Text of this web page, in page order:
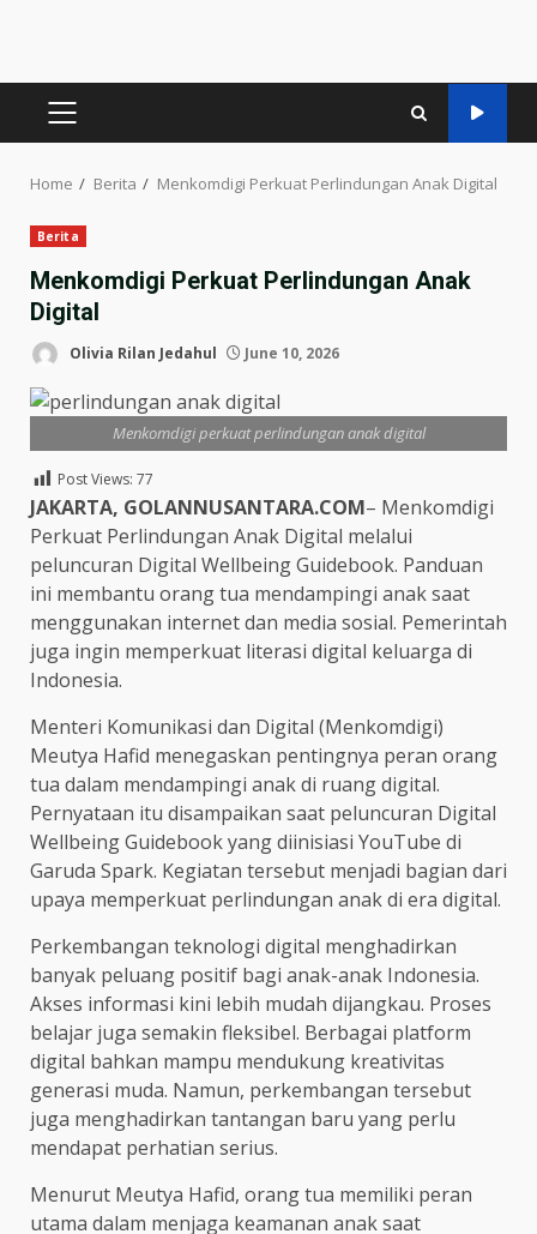
PRIMARY
Home Berita Menkomdigi Perkuat Perlindungan Anak Digital
Berita
Menkomdigi Perkuat Perlindungan Anak
Digital
Olivia Rilan Jedahul June 10, 2026
Menkomdigi perkuat perlindungan anak digital
Post Views: 77
JAKARTA, GOLANNUSANTARA.COM– Menkomdigi
Perkuat Perlindungan Anak Digital melalui
peluncuran Digital Wellbeing Guidebook. Panduan
ini membantu orang tua mendampingi anak saat
menggunakan internet dan media sosial. Pemerintah
juga ingin memperkuat literasi digital keluarga di
Indonesia.
Menteri Komunikasi dan Digital (Menkomdigi)
Meutya Hafid menegaskan pentingnya peran orang
tua dalam mendampingi anak di ruang digital.
Pernyataan itu disampaikan saat peluncuran Digital
Wellbeing Guidebook yang diinisiasi YouTube di
Garuda Spark. Kegiatan tersebut menjadi bagian dari
upaya memperkuat perlindungan anak di era digital.
Perkembangan teknologi digital menghadirkan
banyak peluang positif bagi anak-anak Indonesia.
Akses informasi kini lebih mudah dijangkau. Proses
belajar juga semakin fleksibel. Berbagai platform
digital bahkan mampu mendukung kreativitas
generasi muda. Namun, perkembangan tersebut
juga menghadirkan tantangan baru yang perlu
mendapat perhatian serius.
Menurut Meutya Hafid, orang tua memiliki peran
utama dalam menjaga keamanan anak saat